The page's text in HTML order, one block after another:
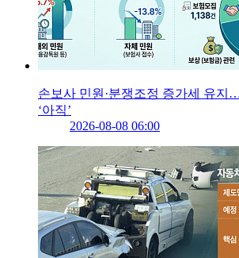
손보사 민원·분쟁조정 증가세 유지
‘아직’
2026-08-08 06:00